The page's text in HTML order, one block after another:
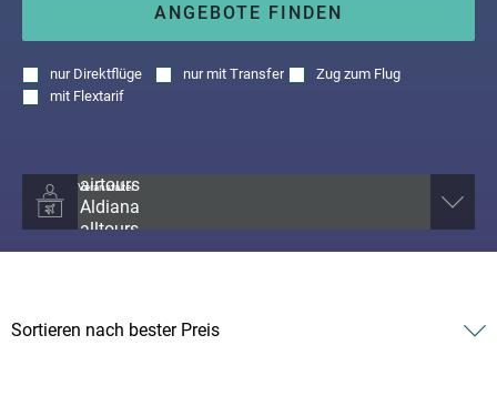
ANGEBOTE FINDEN
nur Direktflüge nurmit Transfer
Zug zum Flug
mit Flextarif
Veranstalter